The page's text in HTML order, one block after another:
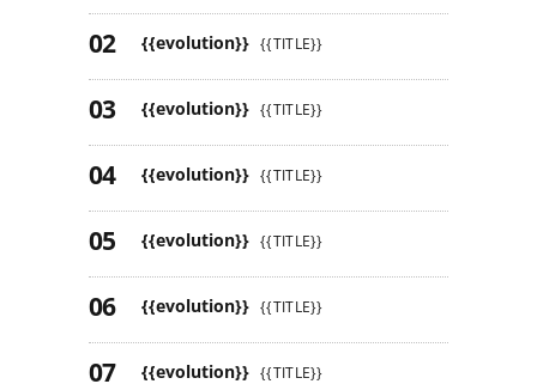
{{evolution}} {{TITLE}}
{{evolution}} {{TITLE}}
{{evolution}} {{TITLE}}
{{evolution}} {{TITLE}}
{{evolution}} {{TITLE}}
{{evolution}} {{TITLE}}